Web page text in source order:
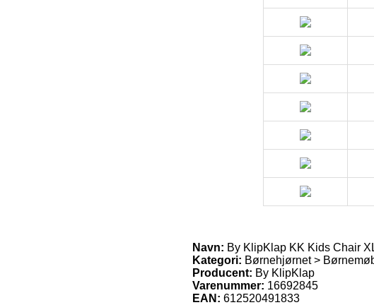
Navn: By KlipKlap KK Kids Chair
Kategori: Børnehjørnet >
Producent: By KlipKlap
Varenummer: 16692845
EAN: 612520491833